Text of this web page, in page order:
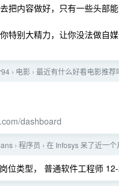
把内容做好，只有一些头部
特别大精力，让你没法做自
› 电影 › 最近有什么好看电影推荐
dashboard
› 程序员 › 在 Infosys 呆了近一
位类型， 普通软件工程师